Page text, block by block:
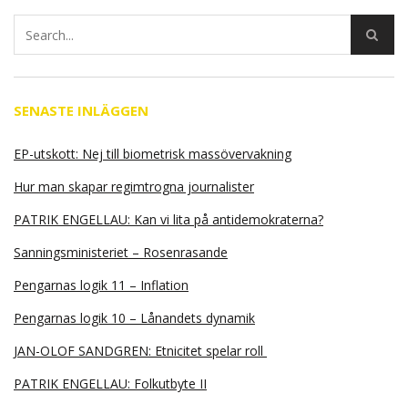
SENASTE INLÄGGEN
EP-utskott: Nej till biometrisk massövervakning
Hur man skapar regimtrogna journalister
PATRIK ENGELLAU: Kan vi lita på antidemokraterna?
Sanningsministeriet – Rosenrasande
Pengarnas logik 11 – Inflation
Pengarnas logik 10 – Lånandets dynamik
JAN-OLOF SANDGREN: Etnicitet spelar roll
PATRIK ENGELLAU: Folkutbyte II